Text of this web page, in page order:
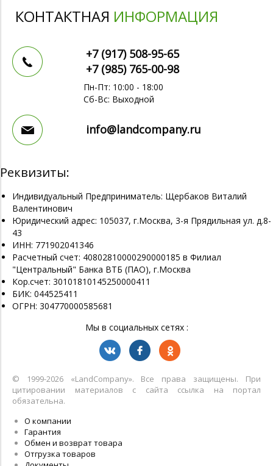
КОНТАКТНАЯ ИНФОРМАЦИЯ
+7 (917) 508-95-65
+7 (985) 765-00-98
Пн-Пт: 10:00 - 18:00
Сб-Вс: Выходной
info@landcompany.ru
Реквизиты:
Индивидуальный Предприниматель: Щербаков Виталий
Валентинович
Юридический адрес: 105037, г.Москва, 3-я Прядильная ул. д.8-
43
ИНН: 771902041346
Расчетный счет: 40802810000290000185 в Филиал
"Центральный" Банка ВТБ (ПАО), г.Москва
Кор.счет: 30101810145250000411
БИК: 044525411
ОГРН: 304770000585681
Мы в социальных сетях :
© 1999-2026 «LandСompany». Все права защищены. При
цитировании материалов с сайта ссылка на портал
обязательна.
О компании
Гарантия
Обмен и возврат товара
Отгрузка товаров